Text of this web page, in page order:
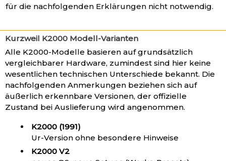
für die nachfolgenden Erklärungen nicht notwendig.
Kurzweil K2000 Modell-Varianten
Alle K2000-Modelle basieren auf grundsätzlich
vergleichbarer Hardware, zumindest sind hier keine
wesentlichen technischen Unterschiede bekannt. Die
nachfolgenden Anmerkungen beziehen sich auf
äußerlich erkennbare Versionen, der offizielle
Zustand bei Auslieferung wird angenommen.
K2000 (1991)
Ur-Version ohne besondere Hinweise
K2000 V2